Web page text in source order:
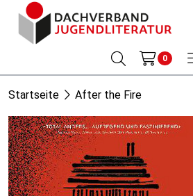
0
Startseite After the Fire